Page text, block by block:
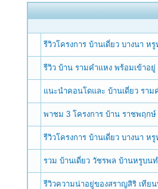
รีวิวโครงการ บ้านเดี่ยว บางนา
รีวิว บ้าน รามคำแหง พร้อมเข้าอ
แนะนำคอนโดและ บ้านเดี่ยว รา
พาชม 3 โครงการ บ้าน ราชพฤก
รีวิวโครงการ บ้านเดี่ยว บางนา
รวม บ้านเดี่ยว วัชรพล บ้านหรูบน
รีวิวความน่าอยู่ของสราญสิริ เทีย